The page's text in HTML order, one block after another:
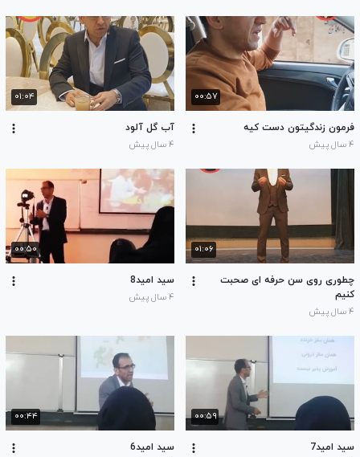
۰۰:۵۷
فرمون زندگیتون دست کیه
۴ سال پیش
۰۱:۰۴
آب گل آلود
۴ سال پیش
۰۱:۰۶
چطوری روی سن حرفه ای صحبت
کنیم
۴ سال پیش
۰۰:۵۰
سید امید8
۴ سال پیش
۰۰:۵۹
سید امید7
۰۰:۴۴
سید امید6